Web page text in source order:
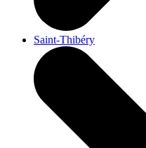
Saint-Thibéry